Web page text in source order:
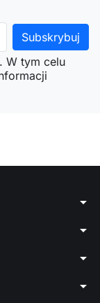
W tym celu
arrow_drop_down
arrow_drop_down
arrow_drop_down
arrow_drop_down